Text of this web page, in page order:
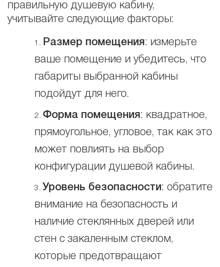
правильную душевую кабину,
учитывайте следующие факторы:
Размер помещения: измерьте
ваше помещение и убедитесь, что
габариты выбранной кабины
подойдут для него.
Форма помещения: квадратное,
прямоугольное, угловое, так как это
может повлиять на выбор
конфигурации душевой кабины.
Уровень безопасности: обратите
внимание на безопасность и
наличие стеклянных дверей или
стен с закаленным стеклом,
которые предотвращают